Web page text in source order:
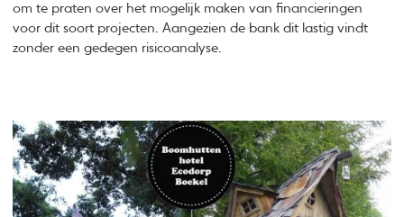
om te praten over het mogelijk maken van financieringen
voor dit soort projecten. Aangezien de bank dit lastig vindt
zonder een gedegen risicoanalyse.